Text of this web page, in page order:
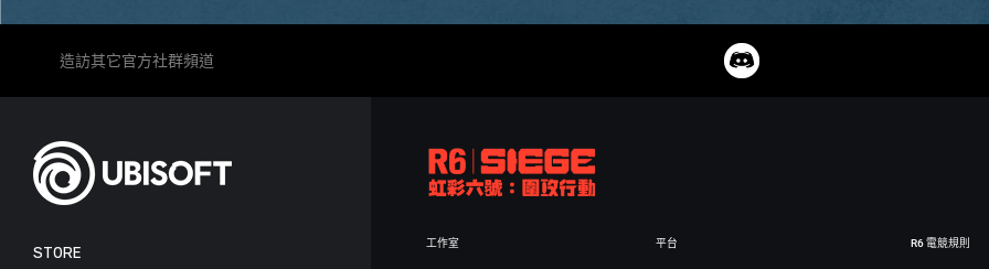
造訪其它官方社群頻道
STORE
工作室 平台 R6 電競規則